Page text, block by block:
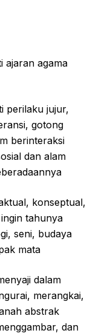
agama
perilaku jujur,
gotong
berinteraksi
dan alam
konseptual,
tahunya
seni, budaya
mata
dalam
merangkai,
abstrak
dan